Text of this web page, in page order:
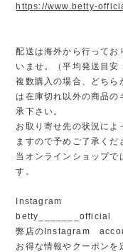
https://www.betty-
配送は海外から行ってお
いませ。（平均発送目安
複数購入の場合、どちら
は在庫切れ以外の商品の
承下さい。
お取り寄せ先の状況によ
ますので予めご了承くだ
当オンラインショップで
す。
Instagram
betty_______official
弊店のInstagram
お得な情報やクーポンを